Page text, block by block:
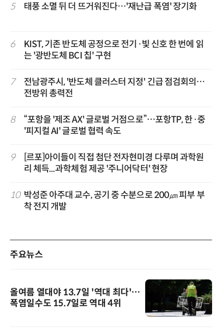
5 태풍 소멸 뒤 더 뜨거워진다…'재난급 폭염' 장기화
6
KIST, 기존 반도체 공정으로 전기·빛 신호 한 번에 읽
는 '광반도체 BCI 칩' 구현
7
전남광주시, '반도체 클러스터 지정' 긴급 점검회의…
전방위 총력전
8
“포항을 '제조 AX' 글로벌 거점으로”…포항TP, 한·중
'피지컬 AI' 글로벌 협력 속도
9
[르포]아이들이 직접 첨단 전자현미경 다루며 과학원
리 체득...과학체험 제공 '주니어닥터' 현장
10 박성준 아주대 교수, 공기 중 수분으로 200㎛ 피부 부
착 전지 개발
주요뉴스
올여름 열대야 13.7일 '역대 최다'…
폭염일수도 15.7일로 역대 4위